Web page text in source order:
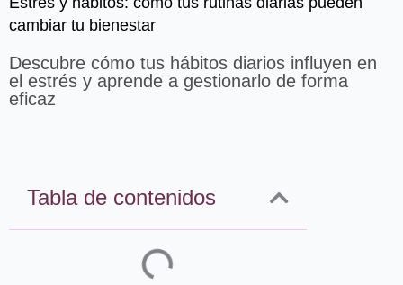
cambiar tu bienestar
Descubre cómo tus hábitos diarios influyen en
el estrés y aprende a gestionarlo de forma
eficaz
Tabla de contenidos